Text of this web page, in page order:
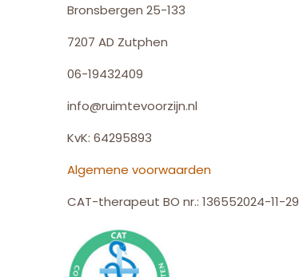
Bronsbergen 25-133
7207 AD Zutphen
06-19432409
info@ruimtevoorzijn.nl
KvK: 64295893
Algemene voorwaarden
CAT-therapeut BO nr.: 136552024-11-29